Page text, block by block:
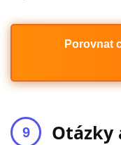
Porovnat
Otázky